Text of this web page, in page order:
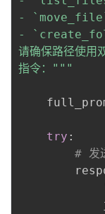
-
-
请确保路径使
指令："""
try :
# 发